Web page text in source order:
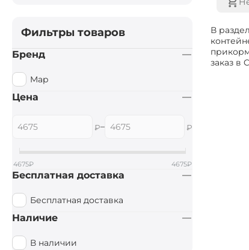
В
заказ в
Фильтры товаров
Бренд
Map
Цена
₽– ₽
4675₽ 4675₽
Бесплатная доставка
Бесплатная доставка
Наличие
В наличии